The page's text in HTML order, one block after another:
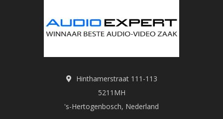
Hinthamerstraat 111-113
5211MH
's-Hertogenbosch, Nederland